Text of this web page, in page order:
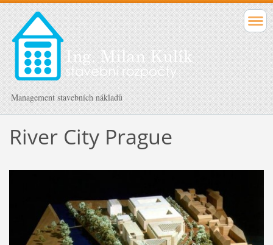
Management stavebních nákladů
River City Prague